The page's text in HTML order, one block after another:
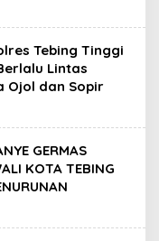
Tebing Tinggi
Lintas
Ojol dan Sopir
GERMAS
KOTA TEBING